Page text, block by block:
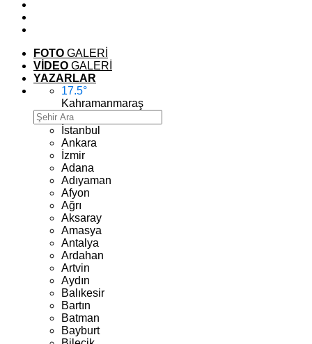
FOTO GALERİ
VİDEO GALERİ
YAZARLAR
17.5°
Kahramanmaraş
İstanbul
Ankara
İzmir
Adana
Adıyaman
Afyon
Ağrı
Aksaray
Amasya
Antalya
Ardahan
Artvin
Aydın
Balıkesir
Bartın
Batman
Bayburt